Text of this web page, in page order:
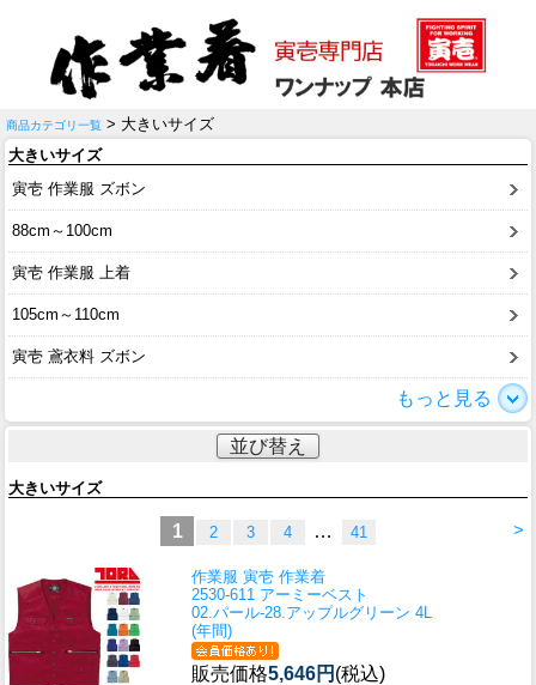
商品カテゴリ一覧 > 大きいサイズ
大きいサイズ
寅壱 作業服 ズボン
88cm～100cm
寅壱 作業服 上着
105cm～110cm
寅壱 鳶衣料 ズボン
もっと見る
並び替え
大きいサイズ
>
1 2 3 4 … 41
作業服 寅壱 作業着
2530-611 アーミーベスト
02.パール-28.アップルグリーン 4L
(年間)
販売価格5,646円 (税込)